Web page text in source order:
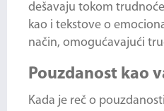
dešavaju tokom
kao i tekstove o
način, omogućavajući
Pouzdanost kao
Kada je reč o